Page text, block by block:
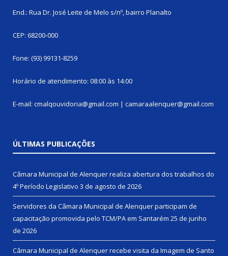
End.: Rua Dr. José Leite de Melo s/nº, bairro Planalto
CEP: 68200-000
Fone: (93) 99131-8259
Horário de atendimento: 08:00 às 14:00
E-mail: cmalqouvidoria@gmail.com | camaraalenquer@gmail.com
ÚLTIMAS PUBLICAÇÕES
Câmara Municipal de Alenquer realiza abertura dos trabalhos do
4º Período Legislativo 3 de agosto de 2026
Servidores da Câmara Municipal de Alenquer participam de
capacitação promovida pelo TCM/PA em Santarém 25 de junho
de 2026
Câmara Municipal de Alenquer recebe visita da Imagem de Santo